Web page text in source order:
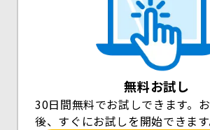
無料お試し
30日間無料でお試しできます。
後、すぐにお試しを開始できます